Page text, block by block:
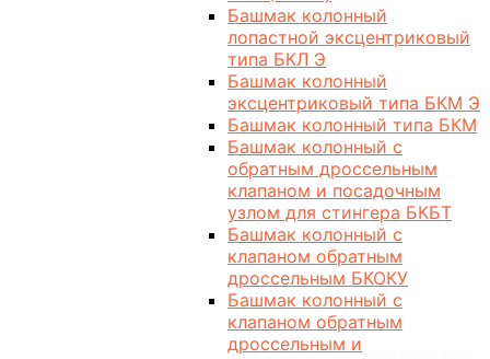
Башмак колонный
лопастной эксцентриковый
типа БКЛ Э
Башмак колонный
эксцентриковый типа БКМ Э
Башмак колонный типа БКМ
Башмак колонный с
обратным дроссельным
клапаном и посадочным
узлом для стингера БКБТ
Башмак колонный с
клапаном обратным
дроссельным БКОКУ
Башмак колонный с
клапаном обратным
дроссельным и